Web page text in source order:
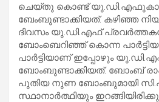
ചെയ്തു കൊണ്ട്
ബേംബുണ്ടാക്കിയത്. കഴിഞ്ഞ
ദിവസം യു.ഡി.എഫ്
ബോംബെറിഞ്ഞ് കൊന്ന
പാര്‍ട്ടിയാണ് ഇപ്പോഴും
ബോംബുണ്ടാക്കിയത്. ബോംബ്
പുതിയ നുണ ബോംബുമായി
സ്ഥാനാര്‍ത്ഥിയും